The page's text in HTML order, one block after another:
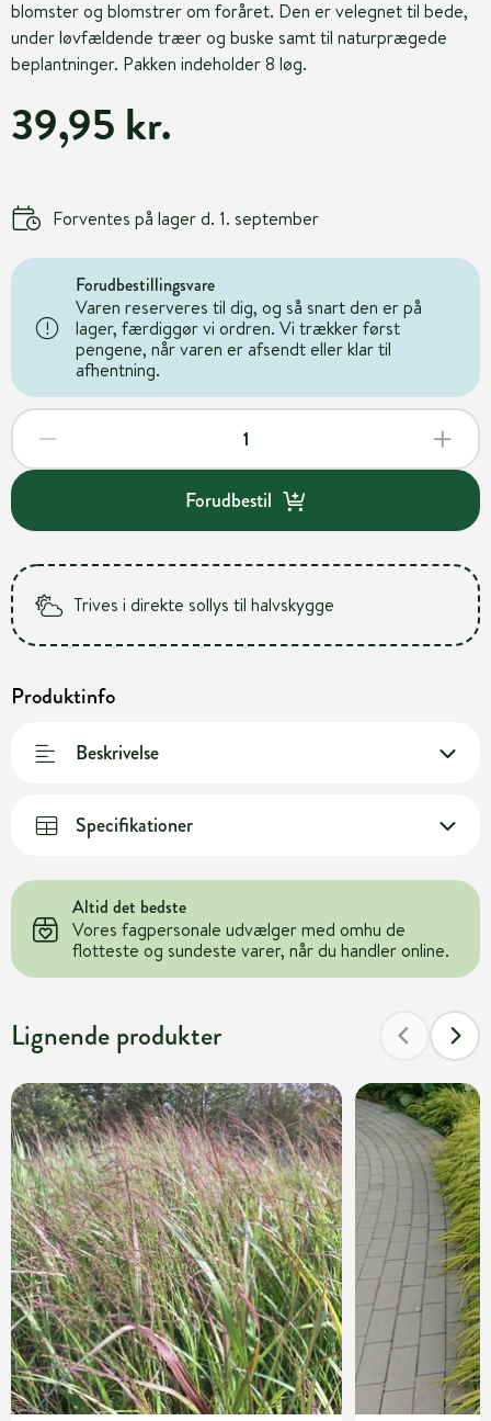
blomster og blomstrer om foråret. Den er velegnet til bede,
under løvfældende træer og buske samt til naturprægede
beplantninger. Pakken indeholder 8 løg.
39,95 kr.
Forventes på lager d. 1. september
Forudbestillingsvare
Varen reserveres til dig, og så snart den er på
lager, færdiggør vi ordren. Vi trækker først
pengene, når varen er afsendt eller klar til
afhentning.
Forudbestil
Trives i direkte sollys til halvskygge
Produktinfo
Beskrivelse
Specifikationer
Altid det bedste
Vores fagpersonale udvælger med omhu de
flotteste og sundeste varer, når du handler online.
Lignende produkter